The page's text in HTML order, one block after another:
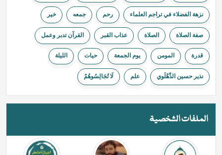
نزهة الفضلاء في تراجم العلماء ﺭﺣﻢ جمعه خیر
صفة الصلاة الصلاة عذاب القبر القرآن تدبر وعمل
قدرة المومن يوم الجمعة حیات الليلة
نذير حسين الدِّهْلَوي علم لَا تُجَالِسُوهُمْ
الملفات الشخصية